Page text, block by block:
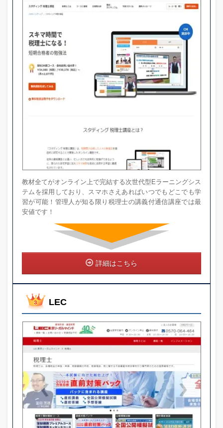
教材全てがオンライン上で完結する次世代型Eラーニングシス
テムを採用しており、スマホさえあればいつでもどこでも学
習が可能！管理人が知る限り税理士の講義付通信講座では最
安値です！
詳細はこちら
LEC